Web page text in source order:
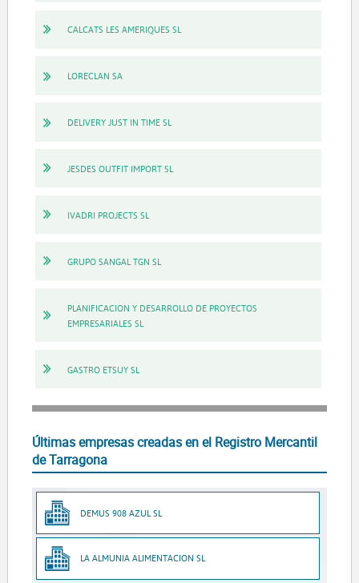
CALCATS LES AMERIQUES SL
LORECLAN SA
DELIVERY JUST IN TIME SL
JESDES OUTFIT IMPORT SL
IVADRI PROJECTS SL
GRUPO SANGAL TGN SL
PLANIFICACION Y DESARROLLO DE PROYECTOS
EMPRESARIALES SL
GASTRO ETSUY SL
Últimas empresas creadas en el Registro Mercantil
de Tarragona
DEMUS 908 AZUL SL
LA ALMUNIA ALIMENTACION SL